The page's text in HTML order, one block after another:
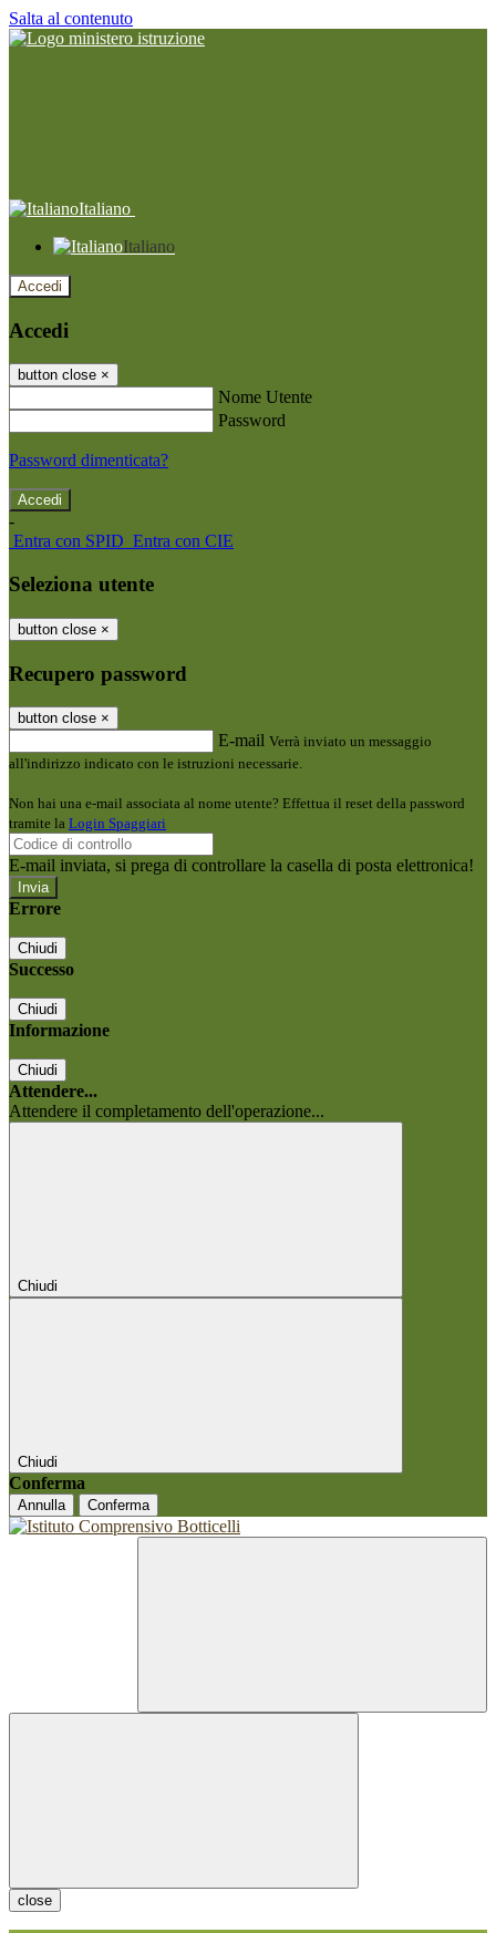
Salta al contenuto
Italiano
Italiano
Accedi
Accedi
button close ×
Nome Utente
Password
Password dimenticata?
-
Entra con SPID Entra con CIE
Seleziona utente
button close ×
Recupero password
button close ×
E-mail Verrà inviato un messaggio
all'indirizzo indicato con le istruzioni necessarie.
Non hai una e-mail associata al nome utente? Effettua il reset della password
tramite la Login Spaggiari
E-mail inviata, si prega di controllare la casella di posta elettronica!
Errore
Chiudi
Successo
Chiudi
Informazione
Chiudi
Attendere...
Attendere il completamento dell'operazione...
Chiudi
Chiudi
Conferma
Annulla Conferma
close